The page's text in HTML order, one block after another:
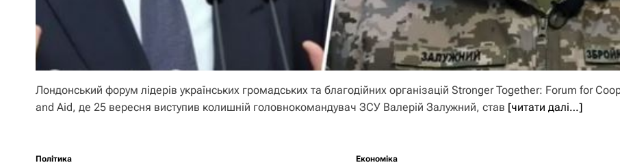
Лондонський форум лідерів українських громадських та благодійних організацій Stronger Together: Forum for
and Aid, де 25 вересня виступив колишній головнокомандувач ЗСУ Валерій Залужний, став [читати далі…]
Політика Економіка